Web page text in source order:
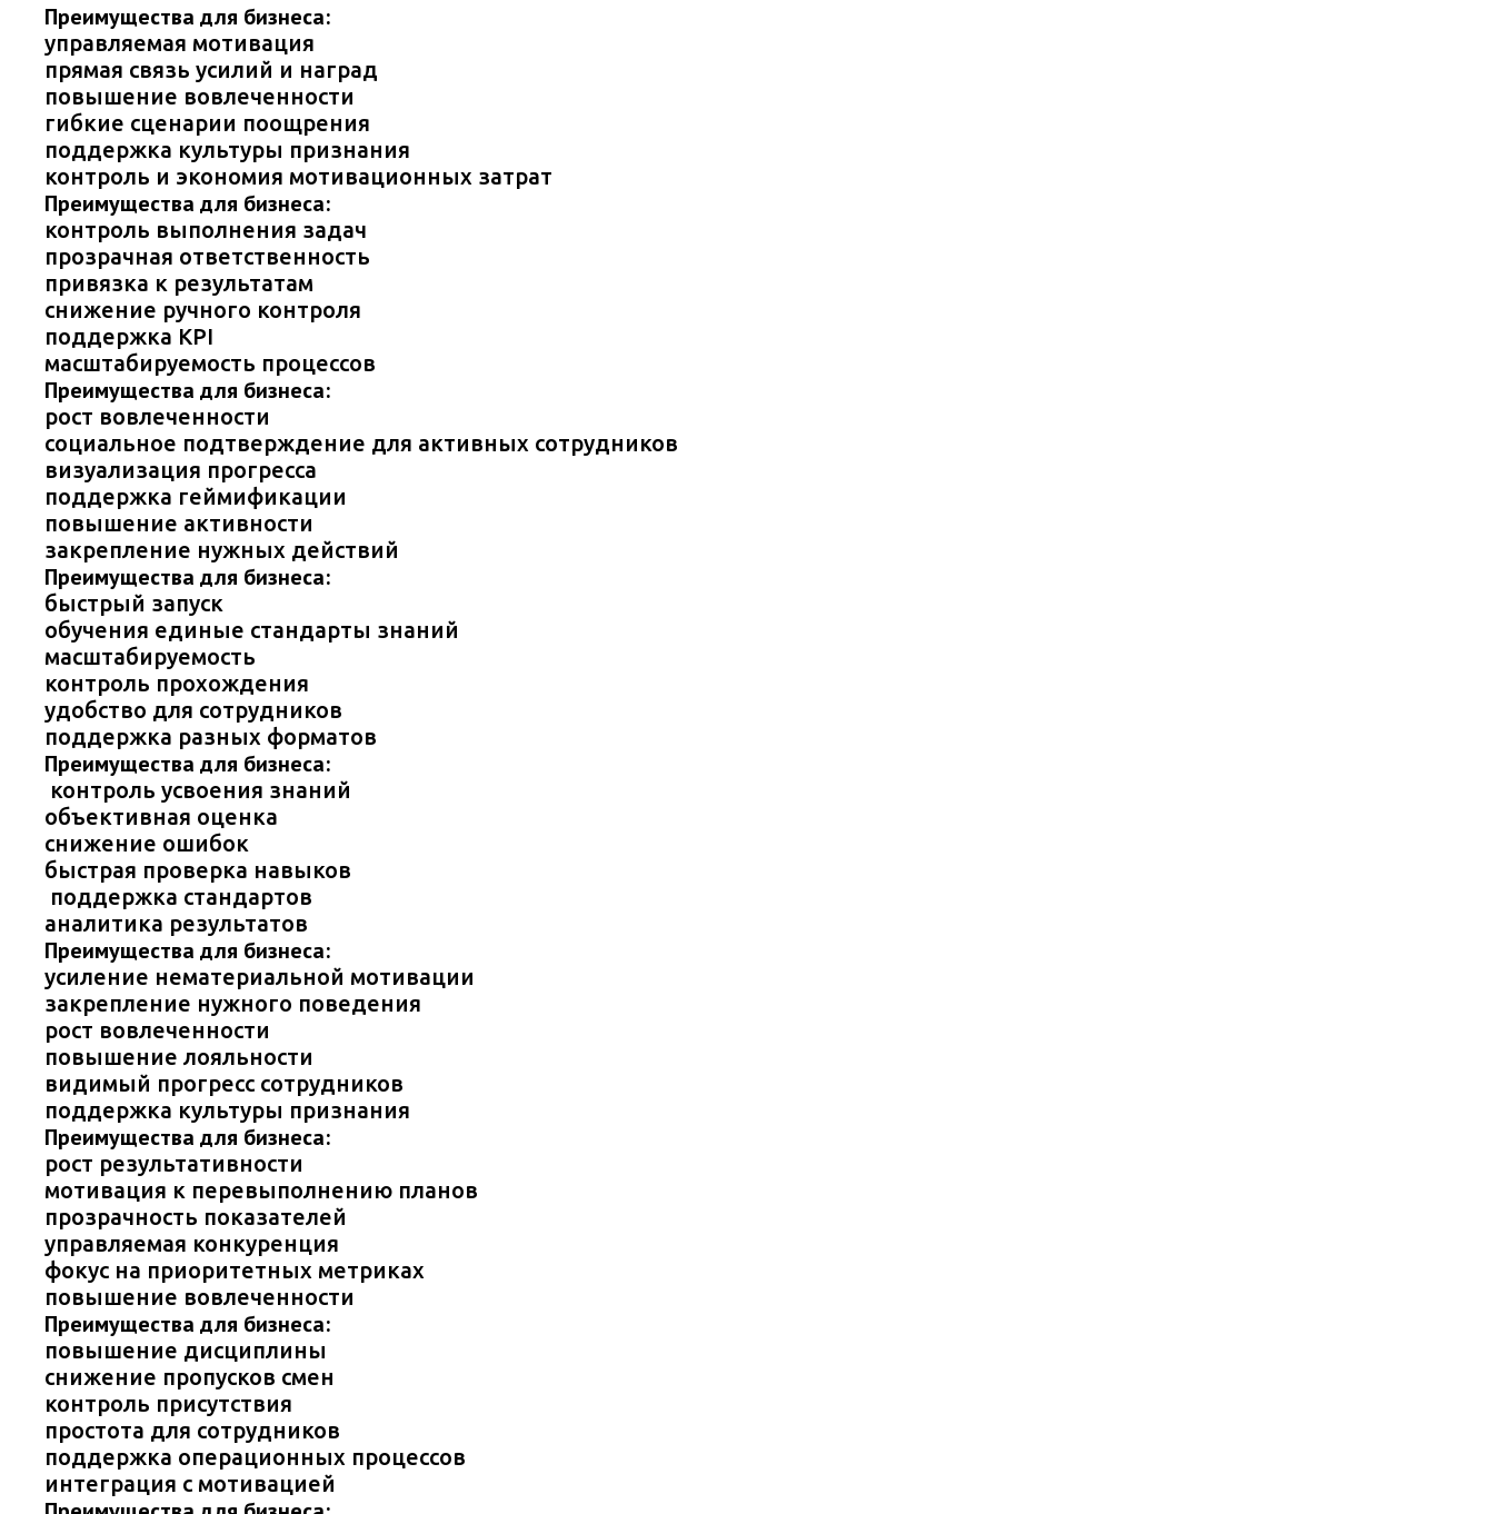
Преимущества для бизнеса:
управляемая мотивация
прямая связь усилий и наград
повышение вовлеченности
гибкие сценарии поощрения
поддержка культуры признания
контроль и экономия мотивационных затрат
Преимущества для бизнеса:
контроль выполнения задач
прозрачная ответственность
привязка к результатам
снижение ручного контроля
поддержка KPI
масштабируемость процессов
Преимущества для бизнеса:
рост вовлеченности
социальное подтверждение для активных сотрудников
визуализация прогресса
поддержка геймификации
повышение активности
закрепление нужных действий
Преимущества для бизнеса:
быстрый запуск
обучения единые стандарты знаний
масштабируемость
контроль прохождения
удобство для сотрудников
поддержка разных форматов
Преимущества для бизнеса:
контроль усвоения знаний
объективная оценка
снижение ошибок
быстрая проверка навыков
поддержка стандартов
аналитика результатов
Преимущества для бизнеса:
усиление нематериальной мотивации
закрепление нужного поведения
рост вовлеченности
повышение лояльности
видимый прогресс сотрудников
поддержка культуры признания
Преимущества для бизнеса:
рост результативности
мотивация к перевыполнению планов
прозрачность показателей
управляемая конкуренция
фокус на приоритетных метриках
повышение вовлеченности
Преимущества для бизнеса:
повышение дисциплины
снижение пропусков смен
контроль присутствия
простота для сотрудников
поддержка операционных процессов
интеграция с мотивацией